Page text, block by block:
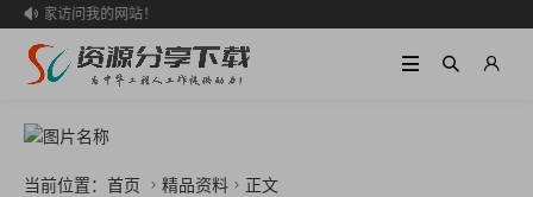

迎大家访问我的网站！
当前位置： 首页  精品资料  正文